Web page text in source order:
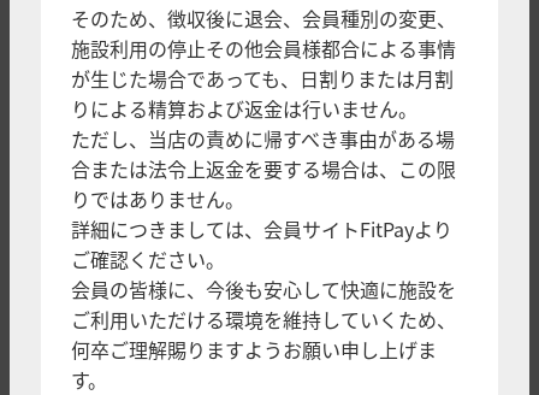
そのため、徴収後に退会、会員種別の変更、
施設利用の停止その他会員様都合による事情
が生じた場合であっても、日割りまたは月割
りによる精算および返金は行いません。
ただし、当店の責めに帰すべき事由がある場
合または法令上返金を要する場合は、この限
りではありません。
詳細につきましては、会員サイトFitPayより
ご確認ください。
会員の皆様に、今後も安心して快適に施設を
ご利用いただける環境を維持していくため、
何卒ご理解賜りますようお願い申し上げま
す。